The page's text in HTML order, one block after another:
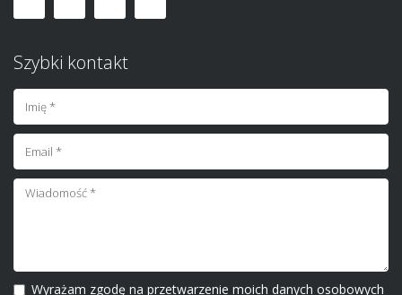
Szybki kontakt
Wyrażam zgodę na przetwarzenie moich danych osobowych